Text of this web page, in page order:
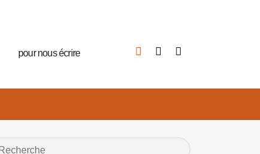
pour nous écrire